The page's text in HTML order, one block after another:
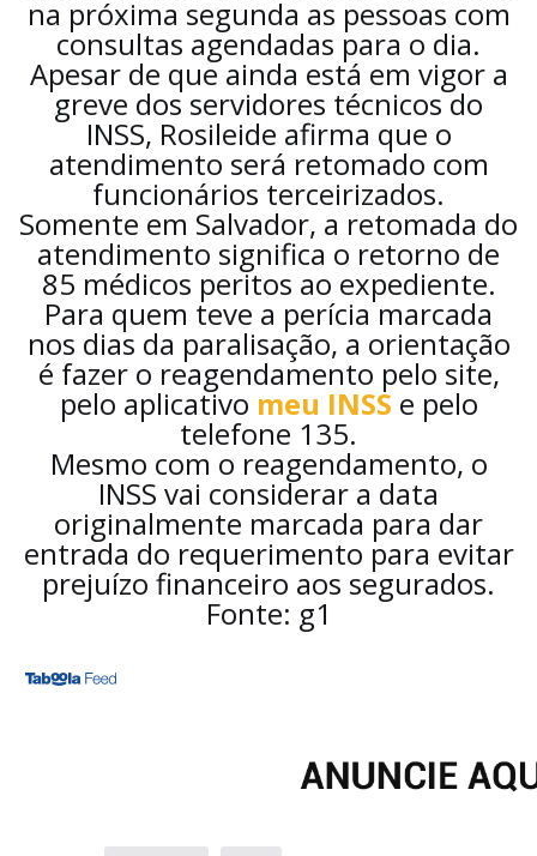
na próxima segunda as pessoas com
consultas agendadas para o dia.
Apesar de que ainda está em vigor a
greve dos servidores técnicos do
INSS, Rosileide afirma que o
atendimento será retomado com
funcionários terceirizados.
Somente em Salvador, a retomada do
atendimento significa o retorno de
85 médicos peritos ao expediente.
Para quem teve a perícia marcada
nos dias da paralisação, a orientação
é fazer o reagendamento pelo site,
pelo aplicativo meu INSS e pelo
telefone 135.
Mesmo com o reagendamento, o
INSS vai considerar a data
originalmente marcada para dar
entrada do requerimento para evitar
prejuízo financeiro aos segurados.
Fonte: g1